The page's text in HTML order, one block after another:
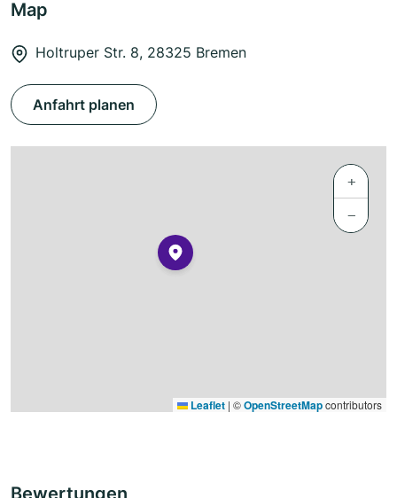
Map
Holtruper Str. 8, 28325 Bremen
Anfahrt planen
+
−
Leaflet | ©OpenStreetMapcontributors